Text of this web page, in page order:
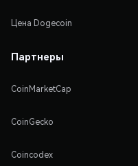
Цена Dogecoin
Партнеры
CoinMarketCap
CoinGecko
Coincodex